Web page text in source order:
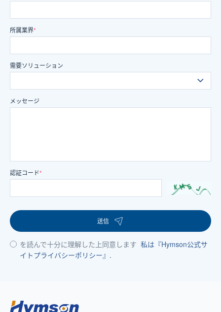
所属業界*
需要ソリューション
メッセージ
認証コード*
送信
を読んで十分に理解した上同意します 私は『Hymson公式サ
イトプライバシーポリシー』.